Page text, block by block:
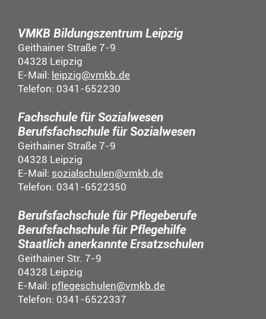
VMKB Bildungszentrum Leipzig
Geithainer Straße 7-9
04328 Leipzig
E-Mail: leipzig@vmkb.de
Telefon: 0341-652230
Fachschule für Sozialwesen
Berufsfachschule für Sozialwesen
Geithainer Straße 7-9
04328 Leipzig
E-Mail: sozialschulen@vmkb.de
Telefon: 0341-6522350
Berufsfachschule für Pflegeberufe
Berufsfachschule für Pflegehilfe
Staatlich anerkannte Ersatzschulen
Geithainer Str. 7-9
04328 Leipzig
E-Mail: pflegeschulen@vmkb.de
Telefon: 0341-6522337